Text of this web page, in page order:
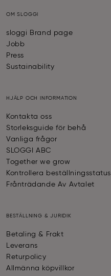
OM SLOGGI
sloggi Brand page
Jobb
Press
Sustainability
HJÄLP OCH INFORMATION
Kontakta oss
Storleksguide för behå
Vanliga frågor
SLOGGI ABC
Together we grow
Kontrollera beställningsstatus
Frånträdande Av Avtalet
BESTÄLLNING & JURIDIK
Betaling & Frakt
Leverans
Returpolicy
Allmänna köpvillkor